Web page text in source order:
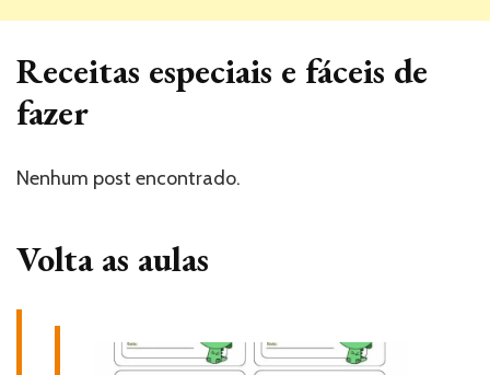
Receitas especiais e fáceis de
fazer
Nenhum post encontrado.
Volta as aulas